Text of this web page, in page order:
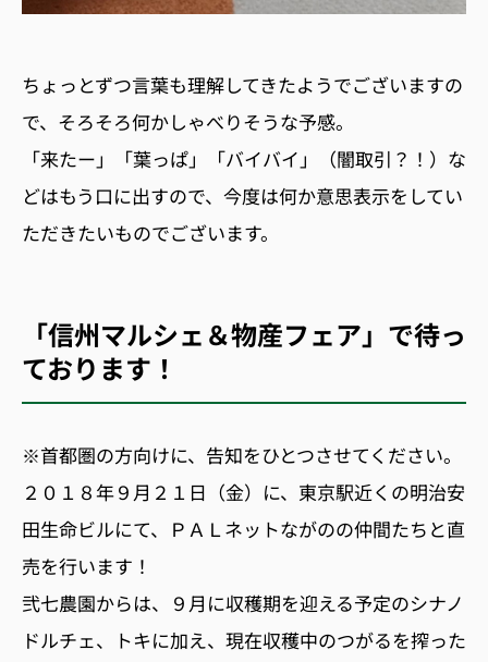
ちょっとずつ言葉も理解してきたようでございますの
で、そろそろ何かしゃべりそうな予感。
「来たー」「葉っぱ」「バイバイ」（闇取引？！）な
どはもう口に出すので、今度は何か意思表示をしてい
ただきたいものでございます。
「信州マルシェ＆物産フェア」で待っ
ております！
※首都圏の方向けに、告知をひとつさせてください。
２０１８年９月２１日（金）に、東京駅近くの明治安
田生命ビルにて、ＰＡＬネットながのの仲間たちと直
売を行います！
弐七農園からは、９月に収穫期を迎える予定のシナノ
ドルチェ、トキに加え、現在収穫中のつがるを搾った